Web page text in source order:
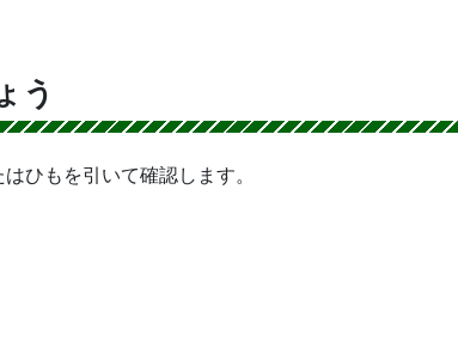
う
ひもを引いて確認します。